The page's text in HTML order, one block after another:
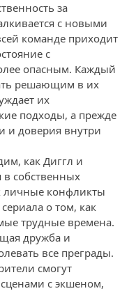
за
с новыми
команде приходит
с
опасным. Каждый
решающим в их
их
подходы, а прежде
и доверия внутри
как Диггл и
в собственных
личные конфликты
о том, как
трудные времена.
дружба и
все преграды.
смогут
с экшеном,